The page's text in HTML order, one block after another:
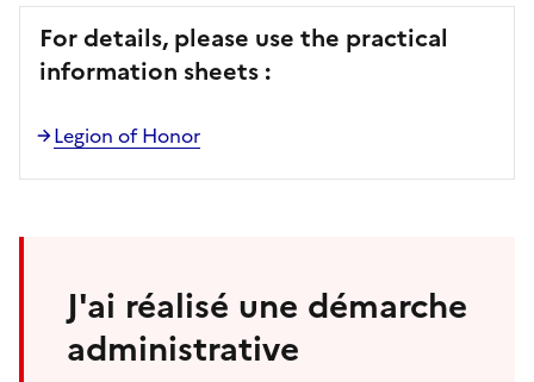
For details, please use the practical
information sheets :
Legion of Honor
J'ai réalisé une démarche
administrative